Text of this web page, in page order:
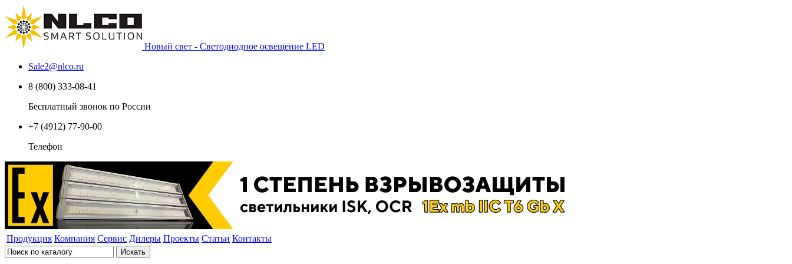
Новый свет - Светодиодное освещение LED
Sale2@nlco.ru
8 (800) 333-08-41
Бесплатный звонок по России
+7 (4912) 77-90-00
Телефон
Продукция Компания Сервис Дилеры Проекты Статьи Контакты